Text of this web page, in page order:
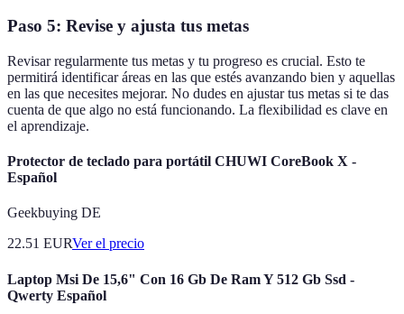
Paso 5: Revise y ajusta tus metas
Revisar regularmente tus metas y tu progreso es crucial. Esto te
permitirá identificar áreas en las que estés avanzando bien y aquellas
en las que necesites mejorar. No dudes en ajustar tus metas si te das
cuenta de que algo no está funcionando. La flexibilidad es clave en
el aprendizaje.
Protector de teclado para portátil CHUWI CoreBook X -
Español
Geekbuying DE
22.51 EURVer el precio
Laptop Msi De 15,6" Con 16 Gb De Ram Y 512 Gb Ssd -
Qwerty Español